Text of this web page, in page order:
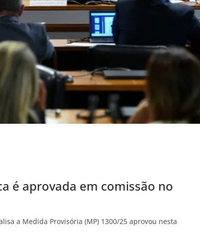
é aprovada em comissão no
a Medida Provisória (MP) 1300/25 aprovou nesta